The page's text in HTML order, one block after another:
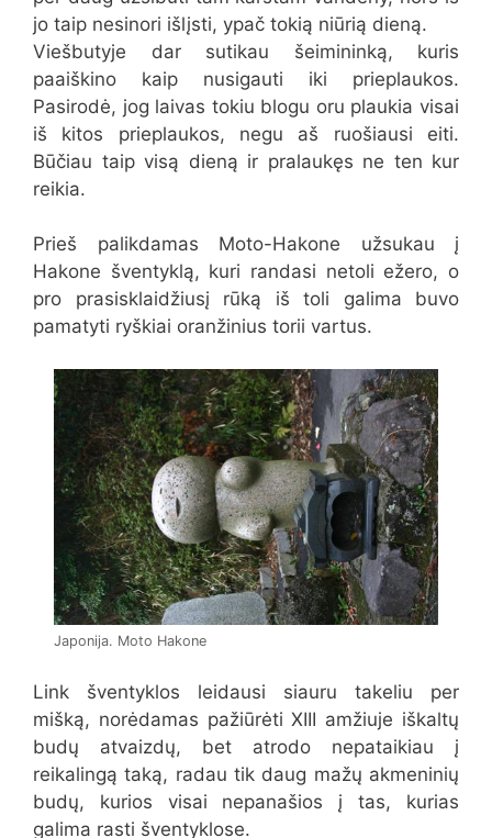
jo taip nesinori išlįsti, ypač tokią niūrią dieną.
Viešbutyje dar sutikau šeimininką, kuris
paaiškino kaip nusigauti iki prieplaukos.
Pasirodė, jog laivas tokiu blogu oru plaukia visai
iš kitos prieplaukos, negu aš ruošiausi eiti.
Būčiau taip visą dieną ir pralaukęs ne ten kur
reikia.
Prieš palikdamas Moto-Hakone užsukau į
Hakone šventyklą, kuri randasi netoli ežero, o
pro prasisklaidžiusį rūką iš toli galima buvo
pamatyti ryškiai oranžinius torii vartus.
Japonija. Moto Hakone
Link šventyklos leidausi siauru takeliu per
mišką, norėdamas pažiūrėti XIII amžiuje iškaltų
budų atvaizdų, bet atrodo nepataikiau į
reikalingą taką, radau tik daug mažų akmeninių
budų, kurios visai nepanašios į tas, kurias
galima rasti šventyklose.